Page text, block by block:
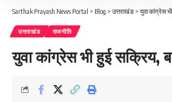
Sarthak Prayash News Portal > Blog > उत्तराखंड > युवा कांग्रेस
उत्तराखंड राजनीति
युवा कांग्रेस भी हुई सक्रिय,